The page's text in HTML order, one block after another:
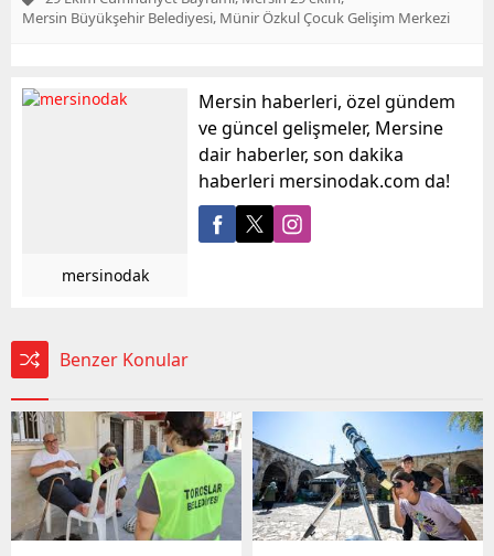
Mersin Büyükşehir Belediyesi Münir Özkul Çocuk Gelişim Merkezi
mersinodak
Mersin haberleri, özel gündem
ve güncel gelişmeler, Mersine
dair haberler, son dakika
haberleri mersinodak.com da!
Benzer Konular